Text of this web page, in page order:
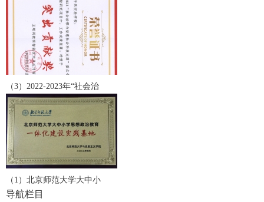
（3）2022-2023年“社会治
（1）北京师范大学大中小
导航栏目